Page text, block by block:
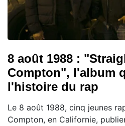
8 août 1988 :
Compton", l'album
l'histoire du rap
Le 8 août 1988, cinq jeunes
Compton, en Californie,